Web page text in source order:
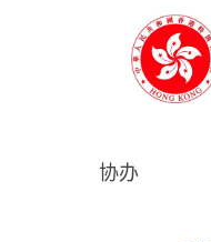
协办